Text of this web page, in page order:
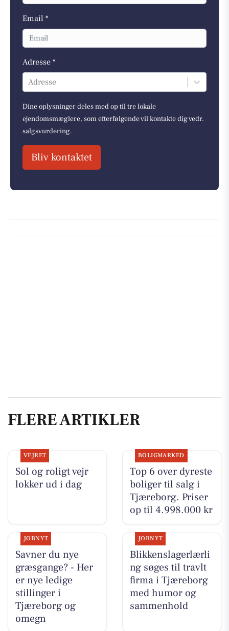
Email *
Adresse *
Adresse
Dine oplysninger deles med op til tre lokale
ejendomsmæglere, som efterfølgende vil kontakte dig vedr.
salgsvurdering.
Bliv kontaktet
FLERE ARTIKLER
VEJRET
Sol og roligt vejr
lokker ud i dag
BOLIGMARKED
Top 6 over dyreste
boliger til salg i
Tjæreborg. Priser
op til 4.998.000 kr
JOBNYT
Savner du nye
græsgange? - Her
er nye ledige
stillinger i
Tjæreborg og
omegn
JOBNYT
Blikkenslagerlærli
ng søges til travlt
firma i Tjæreborg
med humor og
sammenhold